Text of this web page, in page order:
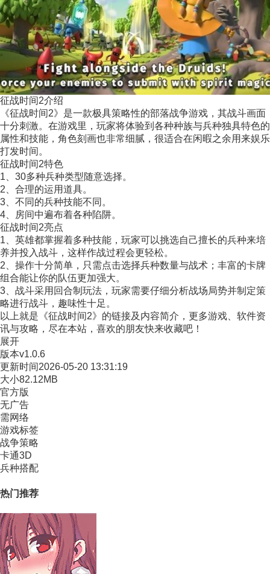
征战时间2介绍
《征战时间2》是一款极具策略性的部落战争游戏，其战斗画面
十分刺激。在游戏里，玩家将体验到各种种族与兵种独具特色的
属性和技能，角色刻画也非常细腻，很适合在闲暇之余用来娱乐
打发时间。
征战时间2特色
1、30多种兵种类型随意选择。
2、合理的运用道具。
3、不同的兵种技能不同。
4、房间中遍布着各种陷阱。
征战时间2亮点
1、英雄都掌握着多种技能，玩家可以挑选自己擅长的兵种来培
养并投入战斗，这样作战过程会更轻松。
2、操作十分简单，只需点击选择兵种数量与战术；丰富的卡牌
组合能让你的队伍更加强大。
3、战斗采用回合制玩法，玩家需要仔细分析战场局势并制定策
略进行战斗，趣味性十足。
以上就是《征战时间2》的链接及内容简介，更多游戏、软件资
讯与攻略，尽在本站，喜欢的朋友快来收藏吧！
展开
版本v1.0.6
更新时间2026-05-20 13:31:19
大小82.12MB
官方版
无广告
需网络
游戏标签
战争策略
卡通3D
兵种搭配
热门推荐